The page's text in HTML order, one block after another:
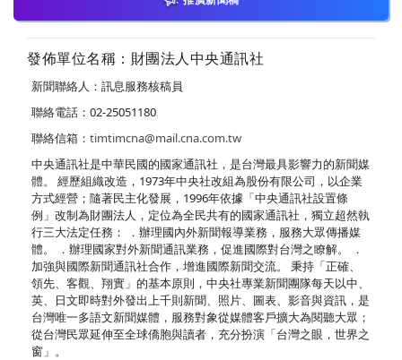
發佈單位名稱：財團法人中央通訊社
新聞聯絡人：訊息服務核稿員
聯絡電話：02-25051180
聯絡信箱： timtimcna@mail.cna.com.tw
中央通訊社是中華民國的國家通訊社，是台灣最具影響力的新聞媒
體。 經歷組織改造，1973年中央社改組為股份有限公司，以企業
方式經營；隨著民主化發展，1996年依據「中央通訊社設置條
例」改制為財團法人，定位為全民共有的國家通訊社，獨立超然執
行三大法定任務： ．辦理國內外新聞報導業務，服務大眾傳播媒
體。 ．辦理國家對外新聞通訊業務，促進國際對台灣之瞭解。 ．
加強與國際新聞通訊社合作，增進國際新聞交流。 秉持「正確、
領先、客觀、翔實」的基本原則，中央社專業新聞團隊每天以中、
英、日文即時對外發出上千則新聞、照片、圖表、影音與資訊，是
台灣唯一多語文新聞媒體，服務對象從媒體客戶擴大為閱聽大眾；
從台灣民眾延伸至全球僑胞與讀者，充分扮演「台灣之眼，世界之
窗」。